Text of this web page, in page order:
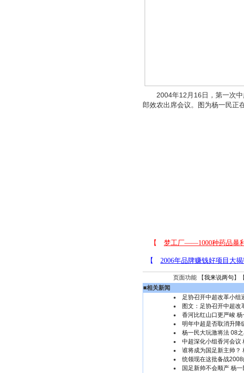
2004年12月16日，第一次中
郎效农出席会议。图为杨一民正
页面功能 【我来说两句 】【
■相关新闻
足协召开中超改革小组
图文：足协召开中超改
香河比红山口更严峻
明年中超是否取消升降
杨一民大玩激将法 08
中超深化小组香河会议
谁将成为国足新主帅？
统领现在这批备战
国足新帅不会顺产 杨